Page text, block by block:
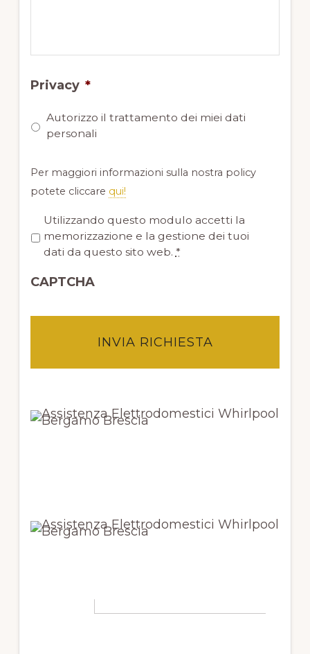
Privacy *
Autorizzo il trattamento dei miei dati
personali
Per maggiori informazioni sulla nostra policy
potete cliccare qui!
r
a
y
Utilizzando questo modulo accetti la
memorizzazione e la gestione dei tuoi
dati da questo sito web. *
CAPTCHA